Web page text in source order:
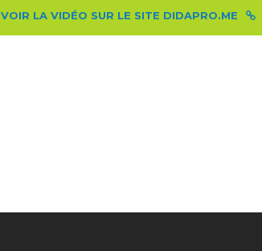
VOIR LA VIDÉO SUR LE SITE DIDAPRO.ME